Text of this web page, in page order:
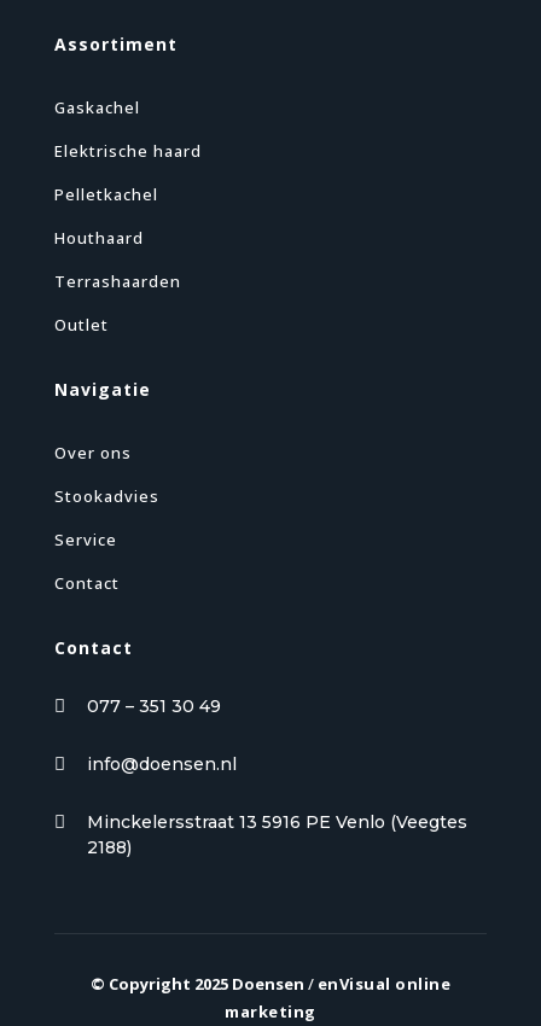
Assortiment
Gaskachel
Elektrische haard
Pelletkachel
Houthaard
Terrashaarden
Outlet
Navigatie
Over ons
Stookadvies
Service
Contact
Contact
 077 – 351 30 49
 info@doensen.nl

Minckelersstraat 13 5916 PE Venlo (Veegtes
2188)
© Copyright 2025 Doensen / enVisual online
marketing